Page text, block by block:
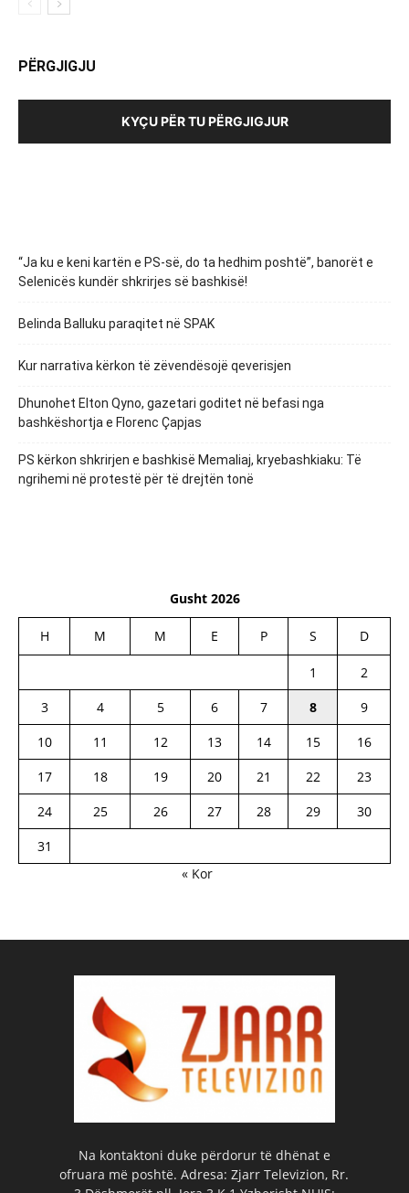
PËRGJIGJU
KYÇU PËR TU PËRGJIGJUR
“Ja ku e keni kartën e PS-së, do ta hedhim poshtë”, banorët e
Selenicës kundër shkrirjes së bashkisë!
Belinda Balluku paraqitet në SPAK
Kur narrativa kërkon të zëvendësojë qeverisjen
Dhunohet Elton Qyno, gazetari goditet në befasi nga
bashkëshortja e Florenc Çapjas
PS kërkon shkrirjen e bashkisë Memaliaj, kryebashkiaku: Të
ngrihemi në protestë për të drejtën tonë
Gusht 2026
H M M E P S D
1
2
3
4 5 6 7 8
9
10
11 12 13 14 15
16
17
18 19 20 21 22
23
24
25 26 27 28 29
30
31
« Kor
Na kontaktoni duke përdorur të dhënat e
ofruara më poshtë. Adresa: Zjarr Televizion, Rr.